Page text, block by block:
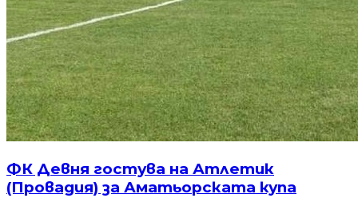
ФК Девня гостува на Атлетик
(Провадия) за Аматьорската купа